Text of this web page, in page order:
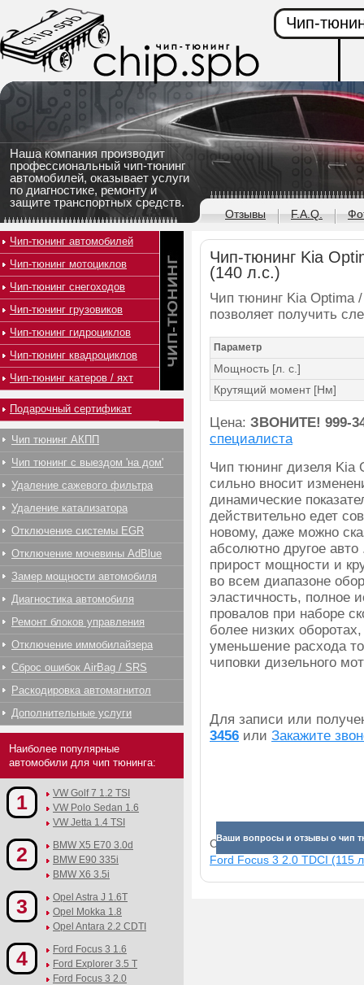
Наша компания производит
профессиональный чип-тюнинг
автомобилей, оказывает услуги
по диагностике, ремонту и
защите транспортных средств.
Чип-
Отзывы F.A.Q.
Чип-тюнинг Kia
(140 л.с.)
Чип тюнинг Kia Optima
позволяет получить
Параметр
Мощность [л. с.]
Крутящий момент [Нм]
Цена: ЗВОНИТЕ! 999-
специалиста
Чип тюнинг дизеля Kia
сильно вносит
динамические
действительно едет
новому, даже можно
абсолютно другое
прирост мощности и
во всем диапазоне
эластичность, полное
провалов при наборе
более низких
уменьшение расхода
чиповки дизельного
Для записи или
3456 или Закажите
Ваши вопросы и отзывы о чип
Смотрите прибавки для
Ford Focus 3 2.0 TDCI (115
Чип-тюнинг автомобилей
Чип-тюнинг мотоциклов
Чип-тюнинг снегоходов
Чип-тюнинг грузовиков
Чип-тюнинг гидроциклов
Чип-тюнинг квадроциклов
Чип-тюнинг катеров / яхт
Подарочный сертификат
Чип тюнинг АКПП
Чип тюнинг с выездом 'на дом'
Удаление сажевого фильтра
Удаление катализатора
Отключение системы EGR
Отключение мочевины AdBlue
Замер мощности автомобиля
Диагностика автомобиля
Ремонт блоков управления
Отключение иммобилайзера
Сброс ошибок AirBag / SRS
Раскодировка автомагнитол
Дополнительные услуги
Наиболее популярные
автомобили для чип тюнинга:
1
VW Golf 7 1.2 TSI
VW Polo Sedan 1.6
VW Jetta 1.4 TSI
2
BMW X5 E70 3.0d
BMW E90 335i
BMW X6 3.5i
3
Opel Astra J 1.6T
Opel Mokka 1.8
Opel Antara 2.2 CDTI
4
Ford Focus 3 1.6
Ford Explorer 3.5 T
Ford Focus 3 2.0